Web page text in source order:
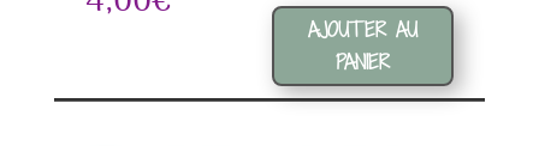
quantité
Jeanne
22
AJOUTER AU
PANIER